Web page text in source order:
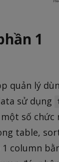
1
quản lý
sử dụng
số chức
table,
column